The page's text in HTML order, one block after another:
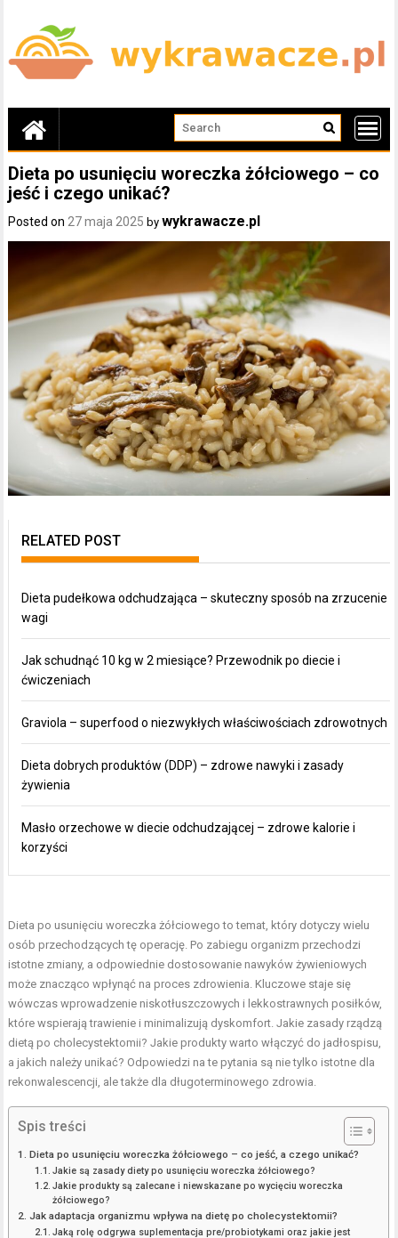
content
Dieta po usunięciu woreczka żółciowego – co
jeść i czego unikać?
Posted on 27 maja 2025 bywykrawacze.pl
RELATED POST
Dieta pudełkowa odchudzająca – skuteczny sposób na zrzucenie
wagi
Jak schudnąć 10 kg w 2 miesiące? Przewodnik po diecie i
ćwiczeniach
Graviola – superfood o niezwykłych właściwościach zdrowotnych
Dieta dobrych produktów (DDP) – zdrowe nawyki i zasady
żywienia
Masło orzechowe w diecie odchudzającej – zdrowe kalorie i
korzyści
Dieta po usunięciu woreczka żółciowego to temat, który dotyczy wielu
osób przechodzących tę operację. Po zabiegu organizm przechodzi
istotne zmiany, a odpowiednie dostosowanie nawyków żywieniowych
może znacząco wpłynąć na proces zdrowienia. Kluczowe staje się
wówczas wprowadzenie niskotłuszczowych i lekkostrawnych posiłków,
które wspierają trawienie i minimalizują dyskomfort. Jakie zasady rządzą
dietą po cholecystektomii? Jakie produkty warto włączyć do jadłospisu,
a jakich należy unikać? Odpowiedzi na te pytania są nie tylko istotne dla
rekonwalescencji, ale także dla długoterminowego zdrowia.
Spis treści
Dieta po usunięciu woreczka żółciowego – co jeść, a czego unikać?
Jakie są zasady diety po usunięciu woreczka żółciowego?
Jakie produkty są zalecane i niewskazane po wycięciu woreczka
żółciowego?
Jak adaptacja organizmu wpływa na dietę po cholecystektomii?
Jaką rolę odgrywa suplementacja pre/probiotykami oraz jakie jest